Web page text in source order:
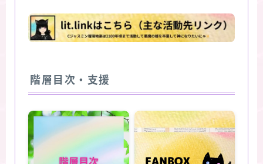
階層目次・支援